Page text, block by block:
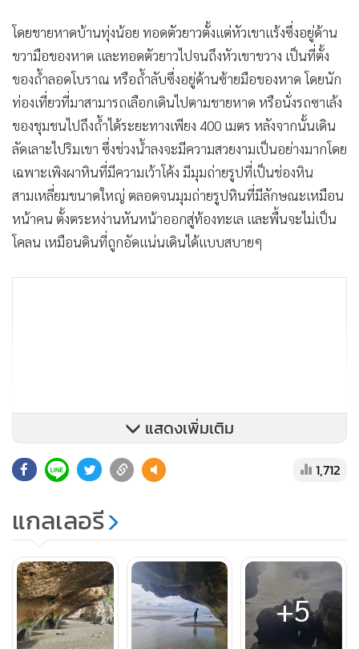
โดยชายหาดบ้านทุ่งน้อย ทอดตัวยาวตั้งแต่หัวเขาแร้งซึ่งอยู่ด้าน
ขวามือของหาด และทอดตัวยาวไปจนถึงหัวเขาขวาง เป็นที่ตั้ง
ของถ้ำลอดโบราณ หรือถ้ำลับซึ่งอยู่ด้านซ้ายมือของหาด โดยนัก
ท่องเที่ยวที่มาสามารถเลือกเดินไปตามชายหาด หรือนั่งรถซาเล้ง
ของชุมชนไปถึงถ้ำได้ระยะทางเพียง 400 เมตร หลังจากนั้นเดิน
ลัดเลาะไปริมเขา ซึ่งช่วงน้ำลงจะมีความสวยงามเป็นอย่างมากโดย
เฉพาะเพิงผาหินที่มีความเว้าโค้ง มีมุมถ่ายรูปที่เป็นช่องหิน
สามเหลี่ยมขนาดใหญ่ ตลอดจนมุมถ่ายรูปหินที่มีลักษณะเหมือน
หน้าคน ตั้งตระหง่านหันหน้าออกสู่ท้องทะเล และพื้นจะไม่เป็น
โคลน เหมือนดินที่ถูกอัดแน่นเดินได้แบบสบายๆ
ปากทางเข้าถ้ำลอดโบราณแห่งนี้ นักท่องเที่ยวจะต้องย่อตัวก้มต่ำ
เดินเข้าไปเพียง 2-3 ก้าว ก็ลุกขึ้นได้จะมองเห็นด้านในของถ้ำ
ลอดได้อย่างชัดเจน เดินเข้าไปเล็กน้อยจะเห็นลานและผนังถ้ำ
แสดงเพิ่มเติม
1,712
แกลเลอรี
+5